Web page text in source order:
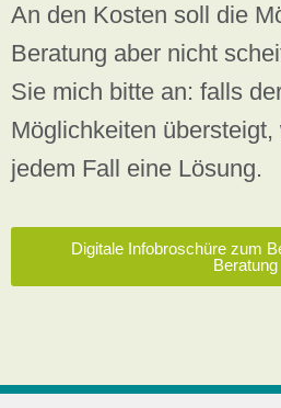
An den Kosten soll die
Beratung aber nicht
Sie mich bitte an: falls
Möglichkeiten übersteigt,
jedem Fall eine Lösung.
Digitale Infobroschüre zum
Beratung